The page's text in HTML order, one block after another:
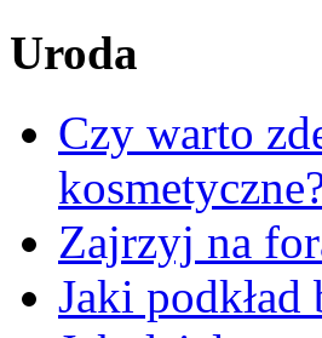
Uroda
Czy warto
Zajrzyj na
Jaki podkład